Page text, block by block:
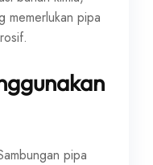
memerlukan pipa
pipa